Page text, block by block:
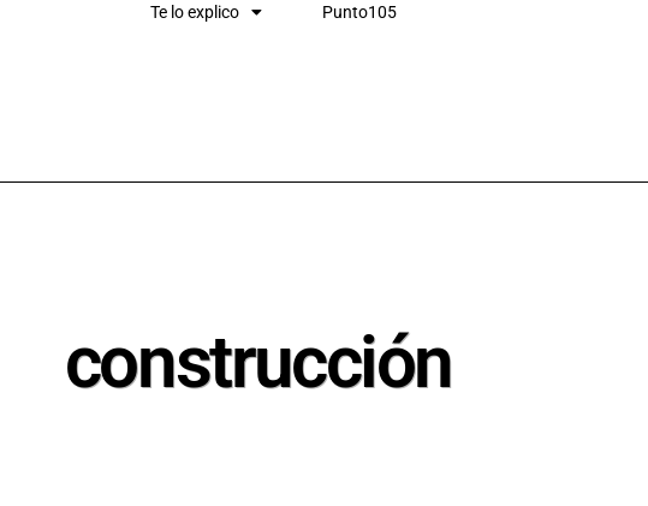
Te lo explico
Punto105
construcción